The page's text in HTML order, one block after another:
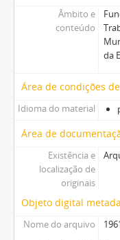
Âmbito e
conteúdo
da
Área de condições
Idioma do material
Área de
Existência e
localização de
originais
Objeto digital
Nome do arquivo